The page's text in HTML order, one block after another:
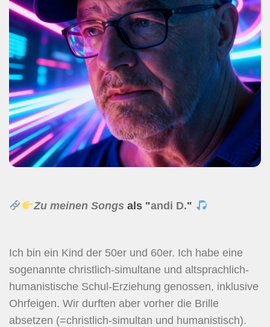
Zu meinen Songs als "andi D."
Ich bin ein Kind der 50er und 60er. Ich habe eine
sogenannte christlich-simultane und altsprachlich-
humanistische Schul-Erziehung genossen, inklusive
Ohrfeigen. Wir durften aber vorher die Brille
absetzen (=christlich-simultan und humanistisch).